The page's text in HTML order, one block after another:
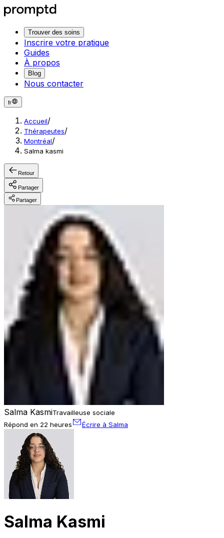
Trouver des soins
Inscrire votre pratique
Guides
À propos
Blog
Nous contacter
fr
Accueil/
Thérapeutes/
Montréal/
Salma kasmi
Retour
Partager
Partager
Salma KasmiTravailleuse sociale
Répond en 22 heures
Écrire à Salma
Salma Kasmi